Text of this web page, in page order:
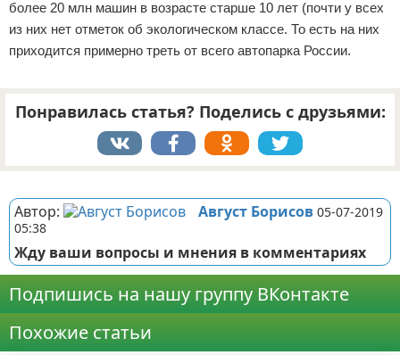
более 20 млн машин в возрасте старше 10 лет (почти у всех
из них нет отметок об экологическом классе. То есть на них
приходится примерно треть от всего автопарка России.
Понравилась статья? Поделись с друзьями:
Автор: Август Борисов 05-07-2019
05:38
Жду ваши вопросы и мнения в комментариях
Подпишись на нашу группу ВКонтакте
Похожие статьи